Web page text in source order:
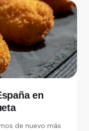
en
de nuevo más